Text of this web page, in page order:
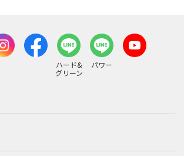
ハード&
グリーン
パワー